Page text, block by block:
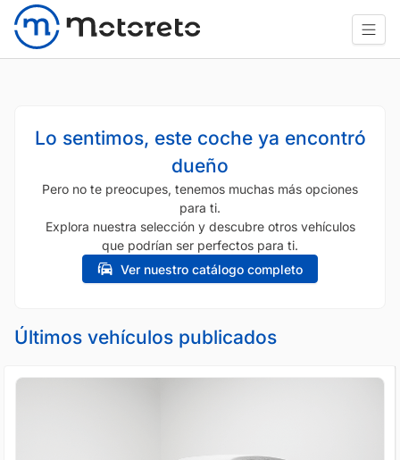
Lo sentimos, este coche ya encontró
dueño
Pero no te preocupes, tenemos muchas más opciones
para ti.
Explora nuestra selección y descubre otros vehículos
que podrían ser perfectos para ti.
Ver nuestro catálogo completo
Últimos vehículos publicados